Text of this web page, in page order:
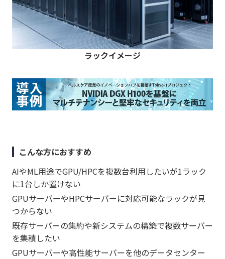
ラックイメージ
こんな方におすすめ
AIやML用途でGPU/HPCを複数台利用したいが1ラック
に1台しか置けない
GPUサーバーやHPCサーバーに対応可能なラックが見
つからない
既存サーバーの集約や新システムの構築で複数サーバー
を集積したい
GPUサーバーや高性能サーバーを他のデータセンター